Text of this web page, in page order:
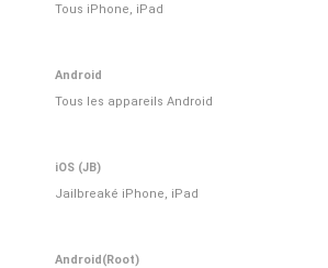
Tous iPhone, iPad
Android
Tous les appareils Android
iOS (JB)
Jailbreaké iPhone, iPad
Android(Root)